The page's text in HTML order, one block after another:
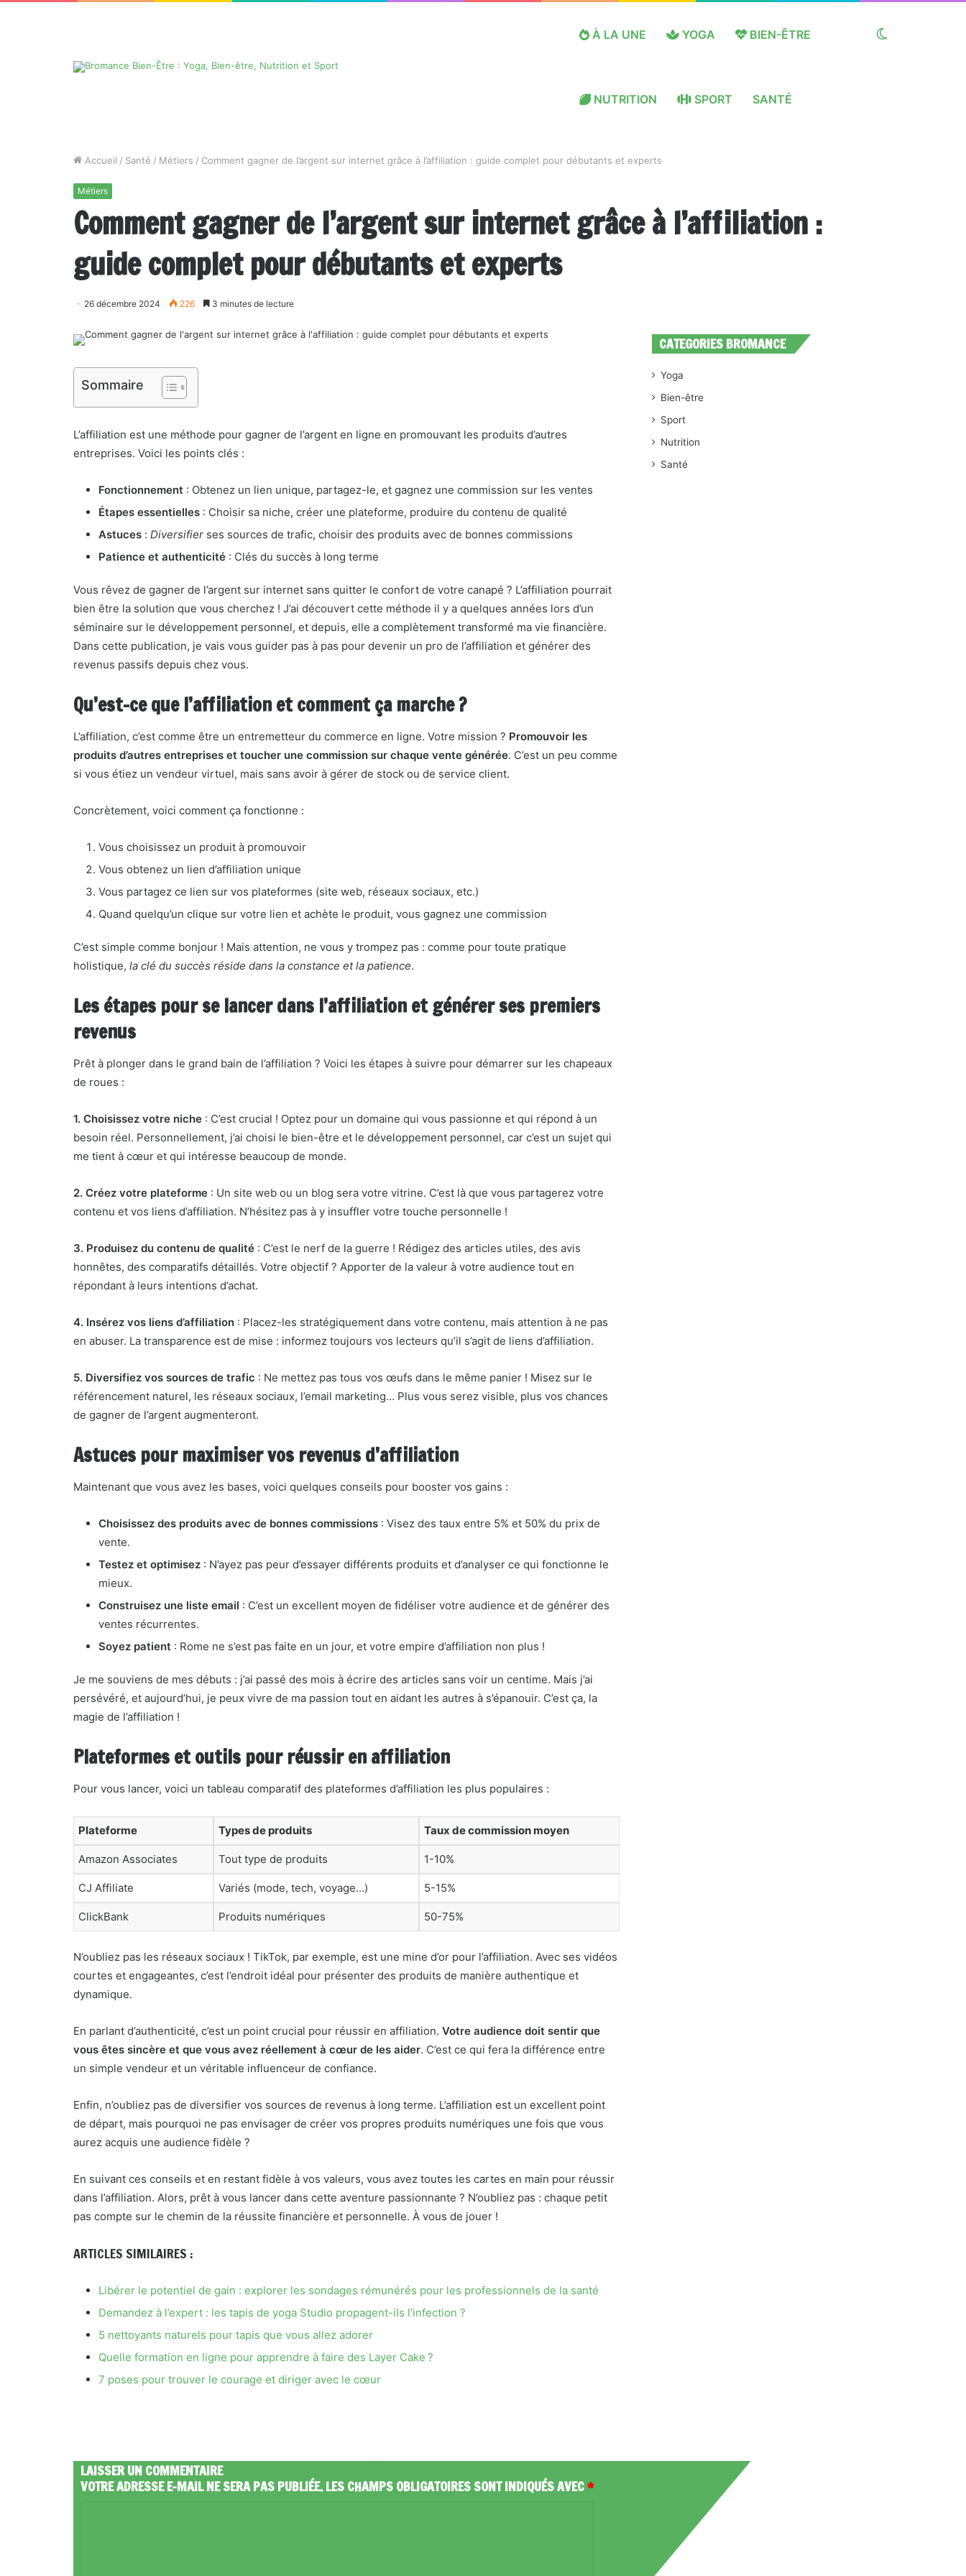
À LA UNE YOGA BIEN-ÊTRE
NUTRITION SPORT SANTÉ
Accueil / Santé / Métiers / Comment gagner de l’argent sur internet grâce à l’affiliation : guide complet pour débutants et experts
Métiers
Comment gagner de l’argent sur internet grâce à l’affiliation :
guide complet pour débutants et experts
26 décembre 2024 226 3 minutes de lecture
Sommaire
L’affiliation est une méthode pour gagner de l’argent en ligne en promouvant les produits d’autres
entreprises. Voici les points clés :
Fonctionnement : Obtenez un lien unique, partagez-le, et gagnez une commission sur les ventes
Étapes essentielles : Choisir sa niche, créer une plateforme, produire du contenu de qualité
Astuces : Diversifier ses sources de trafic, choisir des produits avec de bonnes commissions
Patience et authenticité : Clés du succès à long terme
Vous rêvez de gagner de l’argent sur internet sans quitter le confort de votre canapé ? L’affiliation pourrait
bien être la solution que vous cherchez ! J’ai découvert cette méthode il y a quelques années lors d’un
séminaire sur le développement personnel, et depuis, elle a complètement transformé ma vie financière.
Dans cette publication, je vais vous guider pas à pas pour devenir un pro de l’affiliation et générer des
revenus passifs depuis chez vous.
Qu’est-ce que l’affiliation et comment ça marche ?
L’affiliation, c’est comme être un entremetteur du commerce en ligne. Votre mission ? Promouvoir les
produits d’autres entreprises et toucher une commission sur chaque vente générée. C’est un peu comme
si vous étiez un vendeur virtuel, mais sans avoir à gérer de stock ou de service client.
Concrètement, voici comment ça fonctionne :
Vous choisissez un produit à promouvoir
Vous obtenez un lien d’affiliation unique
Vous partagez ce lien sur vos plateformes (site web, réseaux sociaux, etc.)
Quand quelqu’un clique sur votre lien et achète le produit, vous gagnez une commission
C’est simple comme bonjour ! Mais attention, ne vous y trompez pas : comme pour toute pratique
holistique, la clé du succès réside dans la constance et la patience.
Les étapes pour se lancer dans l’affiliation et générer ses premiers
revenus
Prêt à plonger dans le grand bain de l’affiliation ? Voici les étapes à suivre pour démarrer sur les chapeaux
de roues :
1. Choisissez votre niche : C’est crucial ! Optez pour un domaine qui vous passionne et qui répond à un
besoin réel. Personnellement, j’ai choisi le bien-être et le développement personnel, car c’est un sujet qui
me tient à cœur et qui intéresse beaucoup de monde.
2. Créez votre plateforme : Un site web ou un blog sera votre vitrine. C’est là que vous partagerez votre
contenu et vos liens d’affiliation. N’hésitez pas à y insuffler votre touche personnelle !
3. Produisez du contenu de qualité : C’est le nerf de la guerre ! Rédigez des articles utiles, des avis
honnêtes, des comparatifs détaillés. Votre objectif ? Apporter de la valeur à votre audience tout en
répondant à leurs intentions d’achat.
4. Insérez vos liens d’affiliation : Placez-les stratégiquement dans votre contenu, mais attention à ne pas
en abuser. La transparence est de mise : informez toujours vos lecteurs qu’il s’agit de liens d’affiliation.
5. Diversifiez vos sources de trafic : Ne mettez pas tous vos œufs dans le même panier ! Misez sur le
référencement naturel, les réseaux sociaux, l’email marketing… Plus vous serez visible, plus vos chances
de gagner de l’argent augmenteront.
Astuces pour maximiser vos revenus d’affiliation
Maintenant que vous avez les bases, voici quelques conseils pour booster vos gains :
Choisissez des produits avec de bonnes commissions : Visez des taux entre 5% et 50% du prix de
vente.
Testez et optimisez : N’ayez pas peur d’essayer différents produits et d’analyser ce qui fonctionne le
mieux.
Construisez une liste email : C’est un excellent moyen de fidéliser votre audience et de générer des
ventes récurrentes.
Soyez patient : Rome ne s’est pas faite en un jour, et votre empire d’affiliation non plus !
Je me souviens de mes débuts : j’ai passé des mois à écrire des articles sans voir un centime. Mais j’ai
persévéré, et aujourd’hui, je peux vivre de ma passion tout en aidant les autres à s’épanouir. C’est ça, la
magie de l’affiliation !
Plateformes et outils pour réussir en affiliation
Pour vous lancer, voici un tableau comparatif des plateformes d’affiliation les plus populaires :
Plateforme Types de produits Taux de commission moyen
Amazon Associates Tout type de produits 1-10%
CJ Affiliate Variés (mode, tech, voyage…) 5-15%
ClickBank Produits numériques 50-75%
N’oubliez pas les réseaux sociaux ! TikTok, par exemple, est une mine d’or pour l’affiliation. Avec ses vidéos
courtes et engageantes, c’est l’endroit idéal pour présenter des produits de manière authentique et
dynamique.
En parlant d’authenticité, c’est un point crucial pour réussir en affiliation. Votre audience doit sentir que
vous êtes sincère et que vous avez réellement à cœur de les aider. C’est ce qui fera la différence entre
un simple vendeur et un véritable influenceur de confiance.
Enfin, n’oubliez pas de diversifier vos sources de revenus à long terme. L’affiliation est un excellent point
de départ, mais pourquoi ne pas envisager de créer vos propres produits numériques une fois que vous
aurez acquis une audience fidèle ?
En suivant ces conseils et en restant fidèle à vos valeurs, vous avez toutes les cartes en main pour réussir
dans l’affiliation. Alors, prêt à vous lancer dans cette aventure passionnante ? N’oubliez pas : chaque petit
pas compte sur le chemin de la réussite financière et personnelle. À vous de jouer !
ARTICLES SIMILAIRES :
Libérer le potentiel de gain : explorer les sondages rémunérés pour les professionnels de la santé
Demandez à l’expert : les tapis de yoga Studio propagent-ils l’infection ?
5 nettoyants naturels pour tapis que vous allez adorer
Quelle formation en ligne pour apprendre à faire des Layer Cake ?
7 poses pour trouver le courage et diriger avec le cœur
LAISSER UN COMMENTAIRE
VOTRE ADRESSE E-MAIL NE SERA PAS PUBLIÉE.LES CHAMPS OBLIGATOIRES SONT INDIQUÉS AVEC*
CATEGORIES BROMANCE
Yoga
Bien-être
Sport
Nutrition
Santé